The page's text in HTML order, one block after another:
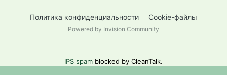
Политика конфиденциальности Cookie-файлы
Powered by Invision Community
IPS spam blocked by CleanTalk.